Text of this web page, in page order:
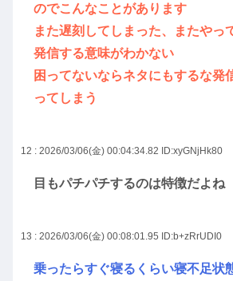
のでこんなことがあります
また遅刻してしまった、またやっ
発信する意味がわかない
困ってないならネタにもするな発
ってしまう
12 : 2026/03/06(金) 00:04:34.82 ID:xyGNjHk80
目もパチパチするのは特徴だよね
13 : 2026/03/06(金) 00:08:01.95 ID:b+zRrUDI0
乗ったらすぐ寝るくらい寝不足状